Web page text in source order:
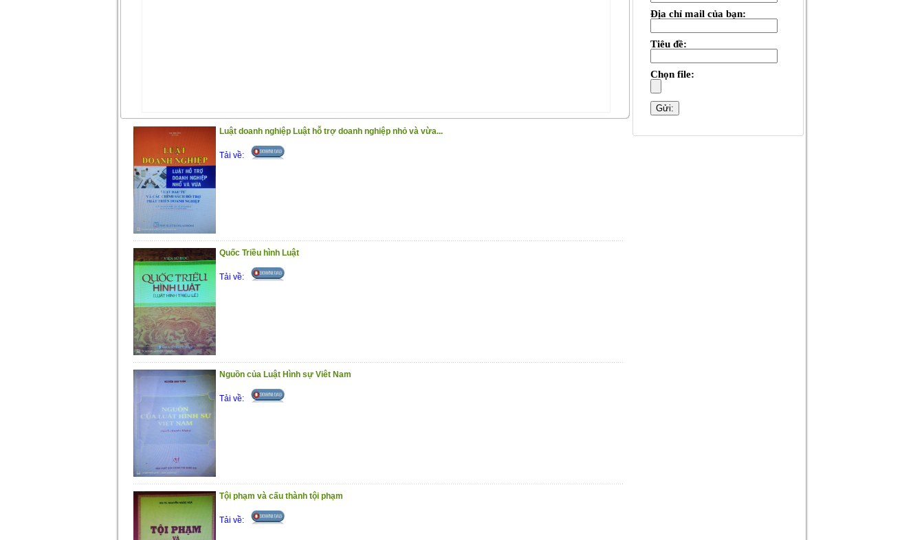
Luật doanh nghiệp Luật hỗ trợ doanh nghiệp nhỏ và vừa...
Tải về:
Quốc Triều hình Luật
Tải về:
Nguồn của Luật Hình sự Viêt Nam
Tải về:
Tội phạm và cấu thành tội phạm
Tải về:
Địa chỉ mail của bạn:
Tiêu đề:
Chọn file: